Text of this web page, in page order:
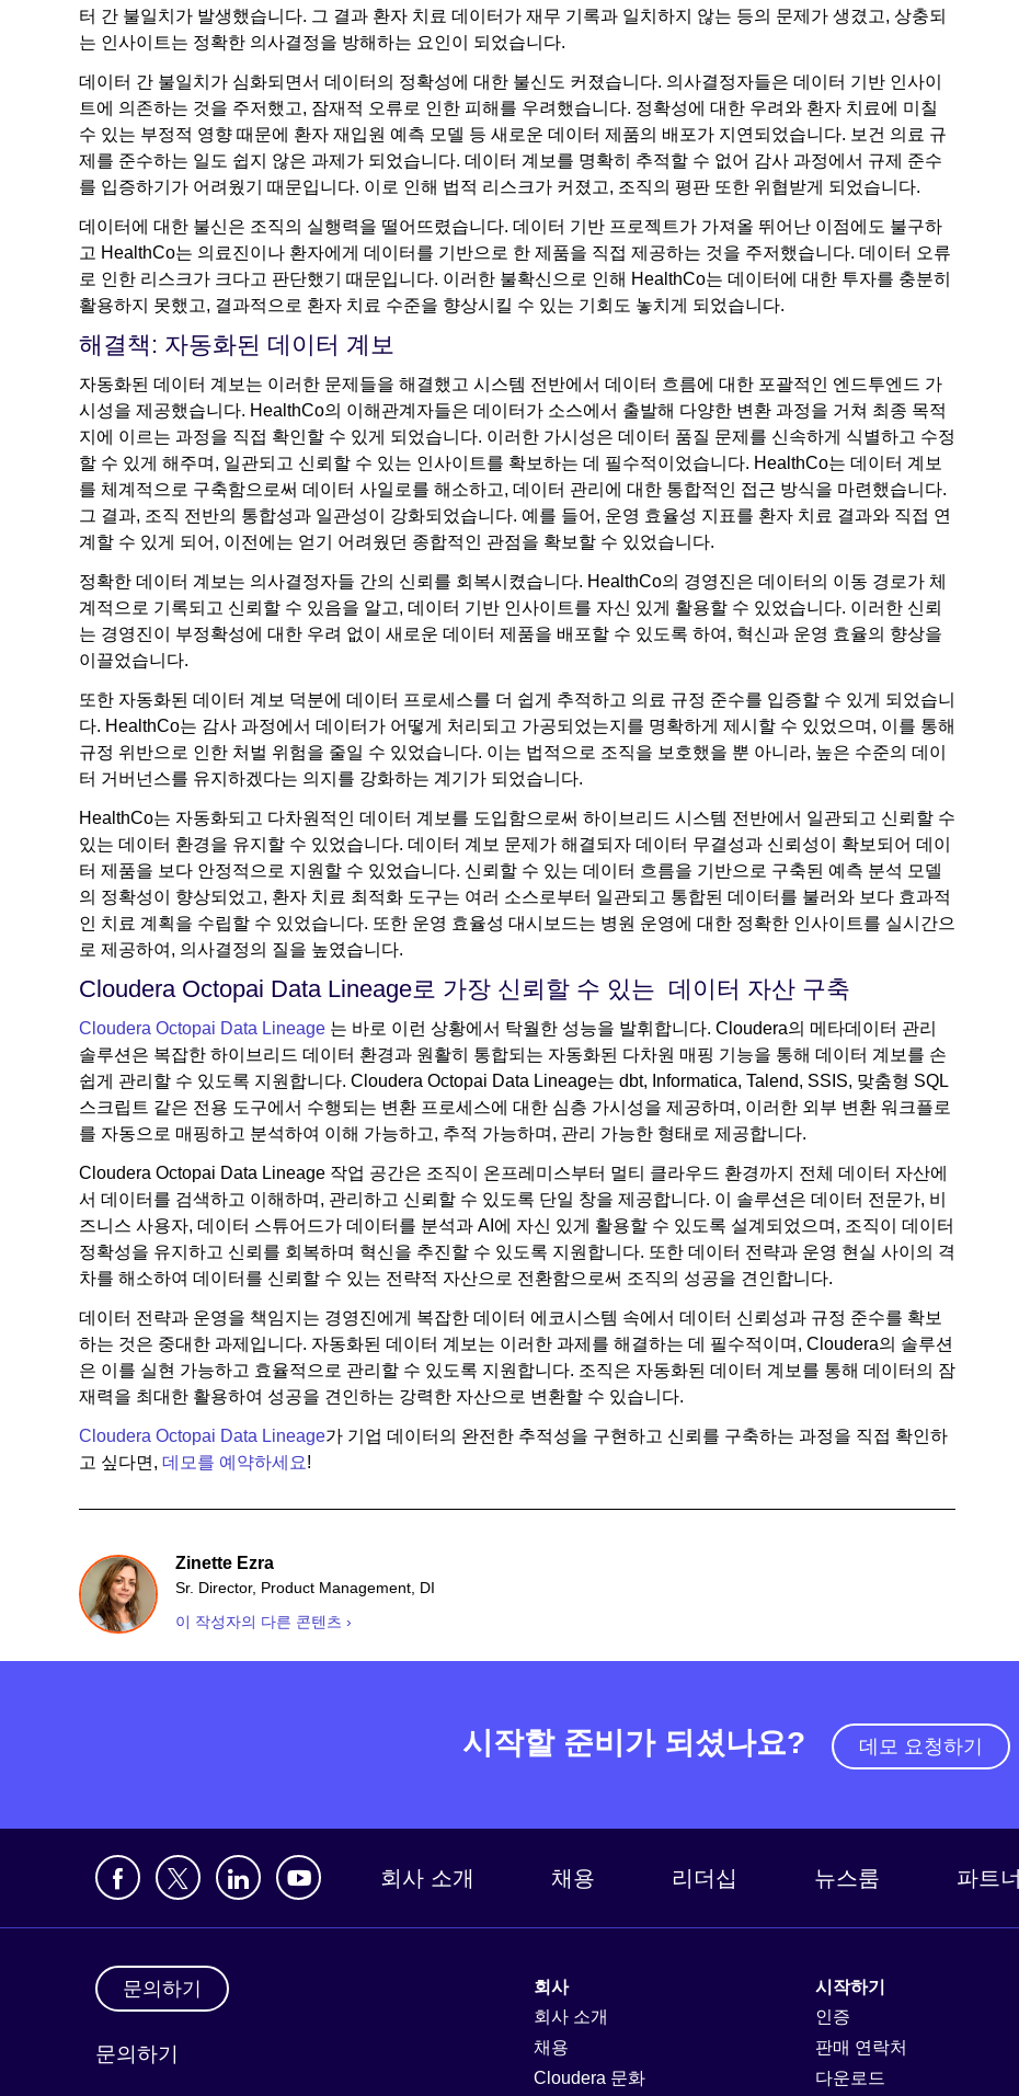
터 간 불일치가 발생했습니다. 그 결과 환자 치료 데이터가 재무 기록과 일치하지 않는 등의 문제가 생겼고, 상충되
는 인사이트는 정확한 의사결정을 방해하는 요인이 되었습니다.
데이터 간 불일치가 심화되면서 데이터의 정확성에 대한 불신도 커졌습니다. 의사결정자들은 데이터 기반 인사이
트에 의존하는 것을 주저했고, 잠재적 오류로 인한 피해를 우려했습니다. 정확성에 대한 우려와 환자 치료에 미칠
수 있는 부정적 영향 때문에 환자 재입원 예측 모델 등 새로운 데이터 제품의 배포가 지연되었습니다. 보건 의료 규
제를 준수하는 일도 쉽지 않은 과제가 되었습니다. 데이터 계보를 명확히 추적할 수 없어 감사 과정에서 규제 준수
를 입증하기가 어려웠기 때문입니다. 이로 인해 법적 리스크가 커졌고, 조직의 평판 또한 위협받게 되었습니다.
데이터에 대한 불신은 조직의 실행력을 떨어뜨렸습니다. 데이터 기반 프로젝트가 가져올 뛰어난 이점에도 불구하
고 HealthCo는 의료진이나 환자에게 데이터를 기반으로 한 제품을 직접 제공하는 것을 주저했습니다. 데이터 오류
로 인한 리스크가 크다고 판단했기 때문입니다. 이러한 불확신으로 인해 HealthCo는 데이터에 대한 투자를 충분히
활용하지 못했고, 결과적으로 환자 치료 수준을 향상시킬 수 있는 기회도 놓치게 되었습니다.
해결책: 자동화된 데이터 계보
자동화된 데이터 계보는 이러한 문제들을 해결했고 시스템 전반에서 데이터 흐름에 대한 포괄적인 엔드투엔드 가
시성을 제공했습니다. HealthCo의 이해관계자들은 데이터가 소스에서 출발해 다양한 변환 과정을 거쳐 최종 목적
지에 이르는 과정을 직접 확인할 수 있게 되었습니다. 이러한 가시성은 데이터 품질 문제를 신속하게 식별하고 수정
할 수 있게 해주며, 일관되고 신뢰할 수 있는 인사이트를 확보하는 데 필수적이었습니다. HealthCo는 데이터 계보
를 체계적으로 구축함으로써 데이터 사일로를 해소하고, 데이터 관리에 대한 통합적인 접근 방식을 마련했습니다.
그 결과, 조직 전반의 통합성과 일관성이 강화되었습니다. 예를 들어, 운영 효율성 지표를 환자 치료 결과와 직접 연
계할 수 있게 되어, 이전에는 얻기 어려웠던 종합적인 관점을 확보할 수 있었습니다.
정확한 데이터 계보는 의사결정자들 간의 신뢰를 회복시켰습니다. HealthCo의 경영진은 데이터의 이동 경로가 체
계적으로 기록되고 신뢰할 수 있음을 알고, 데이터 기반 인사이트를 자신 있게 활용할 수 있었습니다. 이러한 신뢰
는 경영진이 부정확성에 대한 우려 없이 새로운 데이터 제품을 배포할 수 있도록 하여, 혁신과 운영 효율의 향상을
이끌었습니다.
또한 자동화된 데이터 계보 덕분에 데이터 프로세스를 더 쉽게 추적하고 의료 규정 준수를 입증할 수 있게 되었습니
다. HealthCo는 감사 과정에서 데이터가 어떻게 처리되고 가공되었는지를 명확하게 제시할 수 있었으며, 이를 통해
규정 위반으로 인한 처벌 위험을 줄일 수 있었습니다. 이는 법적으로 조직을 보호했을 뿐 아니라, 높은 수준의 데이
터 거버넌스를 유지하겠다는 의지를 강화하는 계기가 되었습니다.
HealthCo는 자동화되고 다차원적인 데이터 계보를 도입함으로써 하이브리드 시스템 전반에서 일관되고 신뢰할 수
있는 데이터 환경을 유지할 수 있었습니다. 데이터 계보 문제가 해결되자 데이터 무결성과 신뢰성이 확보되어 데이
터 제품을 보다 안정적으로 지원할 수 있었습니다. 신뢰할 수 있는 데이터 흐름을 기반으로 구축된 예측 분석 모델
의 정확성이 향상되었고, 환자 치료 최적화 도구는 여러 소스로부터 일관되고 통합된 데이터를 불러와 보다 효과적
인 치료 계획을 수립할 수 있었습니다. 또한 운영 효율성 대시보드는 병원 운영에 대한 정확한 인사이트를 실시간으
로 제공하여, 의사결정의 질을 높였습니다.
Cloudera Octopai Data Lineage로 가장 신뢰할 수 있는 데이터 자산 구축
Cloudera Octopai Data Lineage 는 바로 이런 상황에서 탁월한 성능을 발휘합니다. Cloudera의 메타데이터 관리
솔루션은 복잡한 하이브리드 데이터 환경과 원활히 통합되는 자동화된 다차원 매핑 기능을 통해 데이터 계보를 손
쉽게 관리할 수 있도록 지원합니다. Cloudera Octopai Data Lineage는 dbt, Informatica, Talend, SSIS, 맞춤형 SQL
스크립트 같은 전용 도구에서 수행되는 변환 프로세스에 대한 심층 가시성을 제공하며, 이러한 외부 변환 워크플로
를 자동으로 매핑하고 분석하여 이해 가능하고, 추적 가능하며, 관리 가능한 형태로 제공합니다.
Cloudera Octopai Data Lineage 작업 공간은 조직이 온프레미스부터 멀티 클라우드 환경까지 전체 데이터 자산에
서 데이터를 검색하고 이해하며, 관리하고 신뢰할 수 있도록 단일 창을 제공합니다. 이 솔루션은 데이터 전문가, 비
즈니스 사용자, 데이터 스튜어드가 데이터를 분석과 AI에 자신 있게 활용할 수 있도록 설계되었으며, 조직이 데이터
정확성을 유지하고 신뢰를 회복하며 혁신을 추진할 수 있도록 지원합니다. 또한 데이터 전략과 운영 현실 사이의 격
차를 해소하여 데이터를 신뢰할 수 있는 전략적 자산으로 전환함으로써 조직의 성공을 견인합니다.
데이터 전략과 운영을 책임지는 경영진에게 복잡한 데이터 에코시스템 속에서 데이터 신뢰성과 규정 준수를 확보
하는 것은 중대한 과제입니다. 자동화된 데이터 계보는 이러한 과제를 해결하는 데 필수적이며, Cloudera의 솔루션
은 이를 실현 가능하고 효율적으로 관리할 수 있도록 지원합니다. 조직은 자동화된 데이터 계보를 통해 데이터의 잠
재력을 최대한 활용하여 성공을 견인하는 강력한 자산으로 변환할 수 있습니다.
Cloudera Octopai Data Lineage가 기업 데이터의 완전한 추적성을 구현하고 신뢰를 구축하는 과정을 직접 확인하
고 싶다면, 데모를 예약하세요!
Zinette Ezra
Sr. Director, Product Management, DI
이 작성자의 다른 콘텐츠 ›
시작할 준비가 되셨나요? 데모 요청하기
회사 소개 채용 리더십 뉴스룸 파트너
문의하기
문의하기
회사
회사 소개
채용
Cloudera 문화
시작하기
인증
판매 연락처
다운로드